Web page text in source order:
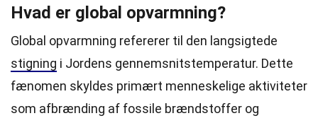
Hvad er global opvarmning?
Global opvarmning refererer til den langsigtede
stigning i Jordens gennemsnitstemperatur. Dette
fænomen skyldes primært menneskelige aktiviteter
som afbrænding af fossile brændstoffer og